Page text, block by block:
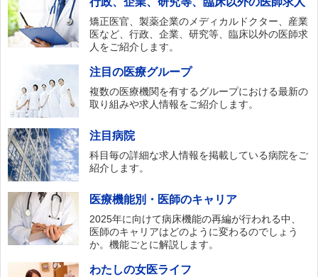
矯正医官、製薬企業のメディカルドクター、産業
医など、行政、企業、研究等、臨床以外の医師求
人をご紹介します。
注目の医療グループ
複数の医療機関を有するグループにおける最新の
取り組みや求人情報をご紹介します。
注目病院
科目毎の詳細な求人情報を掲載している病院をご
紹介します。
医療機能別・医師のキャリア
2025年に向けて病床機能の再編が行われる中、
医師のキャリアはどのように変わるのでしょう
か。機能ごとに解説します。
わたしの女医ライフ